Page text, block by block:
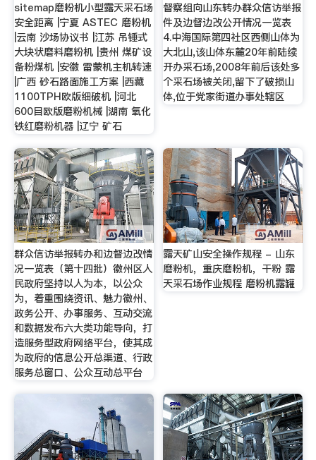
sitemap磨粉机小型露天采石场
安全距离 |宁夏 ASTEC 磨粉机
|云南 沙场协议书 |江苏 吊锤式
大块状磨料磨粉机 |贵州 煤矿设
备粉煤机 |安徽 雷蒙机主机转速
|广西 砂石路面施工方案 |西藏
1100TPH欧版细破机 |河北
600目欧版磨粉机械 |湖南 氧化
铁红磨粉机器 |辽宁 矿石
督察组向山东转办群众信访举报
件及边督边改公开情况一览表
4.中海国际第四社区西侧山体为
大北山,该山体东麓20年前陆续
开办采石场,2008年前后该处多
个采石场被关闭,留下了破损山
体,位于党家街道办事处辖区
群众信访举报转办和边督边改情
况一览表（第十四批）徽州区人
民政府坚持以人为本，以公众
为，着重围绕资讯、魅力徽州、
政务公开、办事服务、互动交流
和数据发布六大类功能导向，打
造服务型政府网络平台，使其成
为政府的信息公开总渠道、行政
服务总窗口、公众互动总平台
露天矿山安全操作规程 - 山东
磨粉机，重庆磨粉机，干粉 露
天采石场作业规程 磨粉机露罐